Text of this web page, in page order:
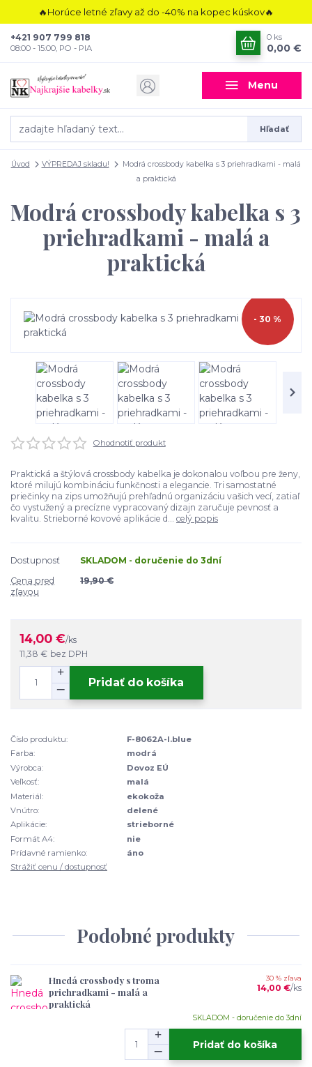
🔥Horúce letné zľavy až do -40% na kopec kúskov🔥
Menu
Hľadať
+421 907 799 818
08:00 - 15:00, PO - PIA
0 ks
0,00 €
Úvod VÝPREDAJ skladu!
Modrá crossbody kabelka s 3 priehradkami - malá
a praktická
Modrá crossbody kabelka s 3
priehradkami - malá a
praktická
- 30 %
Ohodnotiť produkt
Praktická a štýlová crossbody kabelka je dokonalou voľbou pre ženy,
ktoré milujú kombináciu funkčnosti a elegancie. Tri samostatné
priečinky na zips umožňujú prehľadnú organizáciu vašich vecí, zatiaľ
čo vystužený a precízne vypracovaný dizajn zaručuje pevnosť a
kvalitu. Strieborné kovové aplikácie d... celý popis
Dostupnosť
SKLADOM - doručenie do 3dní
Cena pred
zľavou
19,90 €
14,00 €/ks
11,38 € bez DPH
Pridať do košíka
Číslo produktu:
F-8062A-l.blue
Farba:
modrá
Výrobca:
Dovoz EÚ
Veľkosť:
malá
Materiál:
ekokoža
Vnútro:
delené
Aplikácie:
strieborné
Formát A4:
nie
Prídavné ramienko:
áno
Strážiť cenu / dostupnosť
Podobné produkty
Hnedá crossbody s troma
priehradkami - malá a
praktická
30 % zľava
14,00 €/ks
SKLADOM - doručenie do 3dní
Pridať do košíka